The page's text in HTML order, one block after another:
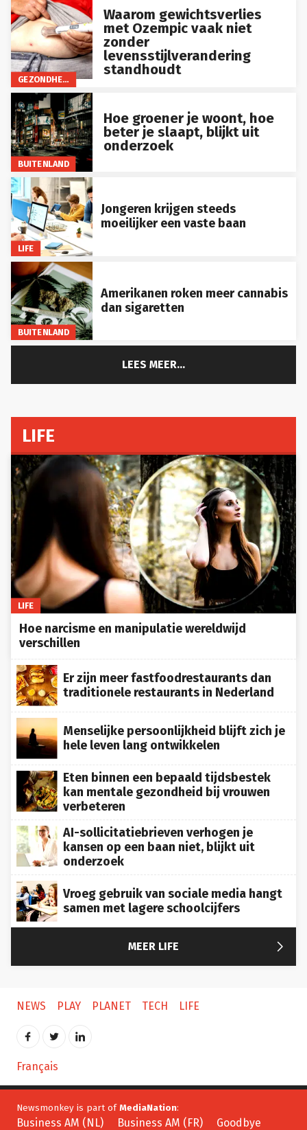
GEZONDHEID
Waarom gewichtsverlies
met Ozempic vaak niet
zonder
levensstijlverandering
standhoudt
BUITENLAND
Hoe groener je woont, hoe
beter je slaapt, blijkt uit
onderzoek
LIFE
Jongeren krijgen steeds
moeilijker een vaste baan
BUITENLAND
Amerikanen roken meer cannabis
dan sigaretten
LEES MEER...
LIFE
LIFE
Hoe narcisme en manipulatie wereldwijd
verschillen
Er zijn meer fastfoodrestaurants dan
traditionele restaurants in Nederland
Menselijke persoonlijkheid blijft zich je
hele leven lang ontwikkelen
Eten binnen een bepaald tijdsbestek
kan mentale gezondheid bij vrouwen
verbeteren
AI-sollicitatiebrieven verhogen je
kansen op een baan niet, blijkt uit
onderzoek
Vroeg gebruik van sociale media hangt
samen met lagere schoolcijfers
MEER LIFE 
NEWS PLAY PLANET TECH LIFE
Français
Newsmonkey is part of MediaNation
Business AM (NL) Business AM (FR) Goodbye